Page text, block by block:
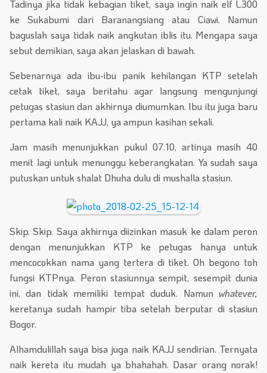
Tadinya jika tidak kebagian tiket, saya ingin naik elf L300
ke Sukabumi dari Baranangsiang atau Ciawi. Namun
baguslah saya tidak naik angkutan iblis itu. Mengapa saya
sebut demikian, saya akan jelaskan di bawah.
Sebenarnya ada ibu-ibu panik kehilangan KTP setelah
cetak tiket, saya beritahu agar langsung mengunjungi
petugas stasiun dan akhirnya diumumkan. Ibu itu juga baru
pertama kali naik KAJJ, ya ampun kasihan sekali.
Jam masih menunjukkan pukul 07.10, artinya masih 40
menit lagi untuk menunggu keberangkatan. Ya sudah saya
putuskan untuk shalat Dhuha dulu di mushalla stasiun.
Skip. Skip. Saya akhirnya diizinkan masuk ke dalam peron
dengan menunjukkan KTP ke petugas hanya untuk
mencocokkan nama yang tertera di tiket. Oh begono toh
fungsi KTPnya. Peron stasiunnya sempit, sesempit dunia
ini, dan tidak memiliki tempat duduk. Namun whatever,
keretanya sudah hampir tiba setelah berputar di stasiun
Bogor.
Alhamdulillah saya bisa juga naik KAJJ sendirian. Ternyata
naik kereta itu mudah ya bhahahah. Dasar orang norak!